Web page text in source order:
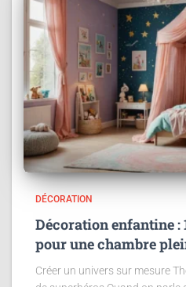
DÉCORATION
Décoration enfantine :
pour une chambre
Créer un univers sur mesure